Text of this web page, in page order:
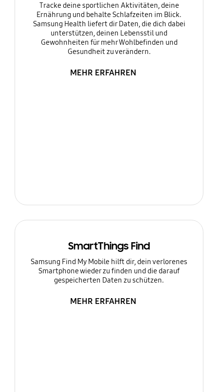
Tracke deine sportlichen Aktivitäten, deine
Ernährung und behalte Schlafzeiten im Blick.
Samsung Health liefert dir Daten, die dich dabei
unterstützen, deinen Lebensstil und
Gewohnheiten für mehr Wohlbefinden und
Gesundheit zu verändern.
MEHR ERFAHREN
SmartThings Find
Samsung Find My Mobile hilft dir, dein verlorenes
Smartphone wieder zu finden und die darauf
gespeicherten Daten zu schützen.
MEHR ERFAHREN